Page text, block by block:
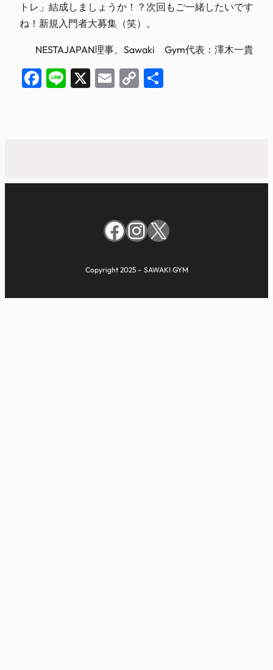
トレ」結成しましょうか！？次回もご一緒したいです
ね！新規入門者大募集（笑）。
NESTAJAPAN理事、Sawaki Gym代表：澤木一貴
Facebook
Line
X EmailCopy
Facebook
Instagram
X
Copyright 2025 – SAWAKI GYM